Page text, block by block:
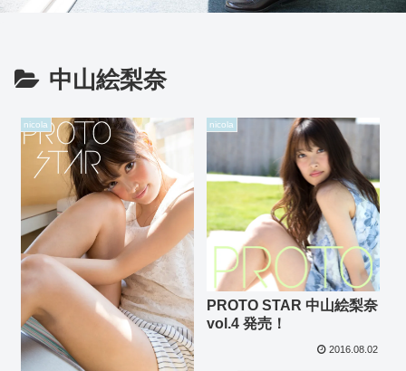
中山絵梨奈
nicola nicola
PROTO STAR 中山絵梨奈
vol.4 発売！
2016.08.02